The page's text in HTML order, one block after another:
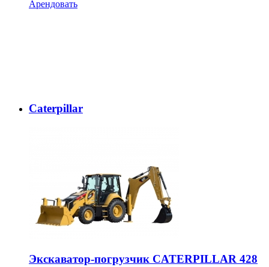
Арендовать
Caterpillar
Экскаватор-погрузчик CATERPILLAR 428